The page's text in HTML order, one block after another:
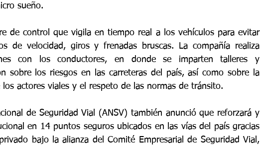
sueño.
de control que vigila en tiempo real a los vehículos para evitar
de velocidad, giros y frenadas bruscas. La compañía realiza
con los conductores, en donde se imparten talleres y
sobre los riesgos en las carreteras del país, así como sobre la
actores viales y el respeto de las normas de tránsito.
de Seguridad Vial (ANSV) también anunció que reforzará y
en 14 puntos seguros ubicados en las vías del país gracias
bajo la alianza del Comité Empresarial de Seguridad Vial,